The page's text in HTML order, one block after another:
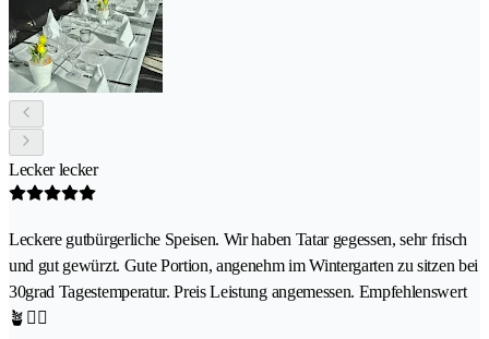
Lecker lecker
Leckere gutbürgerliche Speisen. Wir haben Tatar gegessen, sehr frisch
und gut gewürzt. Gute Portion, angenehm im Wintergarten zu sitzen bei
30grad Tagestemperatur. Preis Leistung angemessen. Empfehlenswert
🪴👍🏻